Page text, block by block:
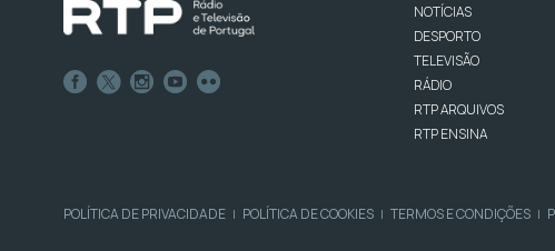
NOTÍCIAS
DESPORTO
TELEVISÃO
RÁDIO
RTP ARQUIVOS
RTP ENSINA
POLÍTICA DE PRIVACIDADE | POLÍTICA DE COOKIES | TERMOS E CONDIÇÕES |